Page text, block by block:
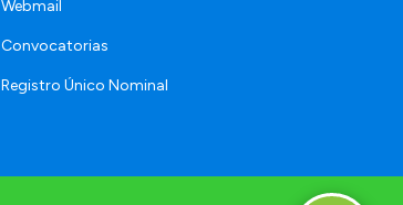
Webmail
Convocatorias
Registro Único Nominal